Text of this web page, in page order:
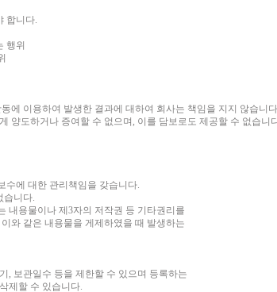
합니다.
행위
에 이용하여 발생한 결과에 대하여 회사는 책임을 지지 않습니
양도하거나 증여할 수 없으며, 이를 담보로도 제공할 수 없습니
에 대한 관리책임을 갖습니다.
습니다.
내용물이나 제3자의 저작권 등 기타권리를
와 같은 내용물을 게제하였을 때 발생하는
, 보관일수 등을 제한할 수 있으며 등록하는
삭제할 수 있습니다.